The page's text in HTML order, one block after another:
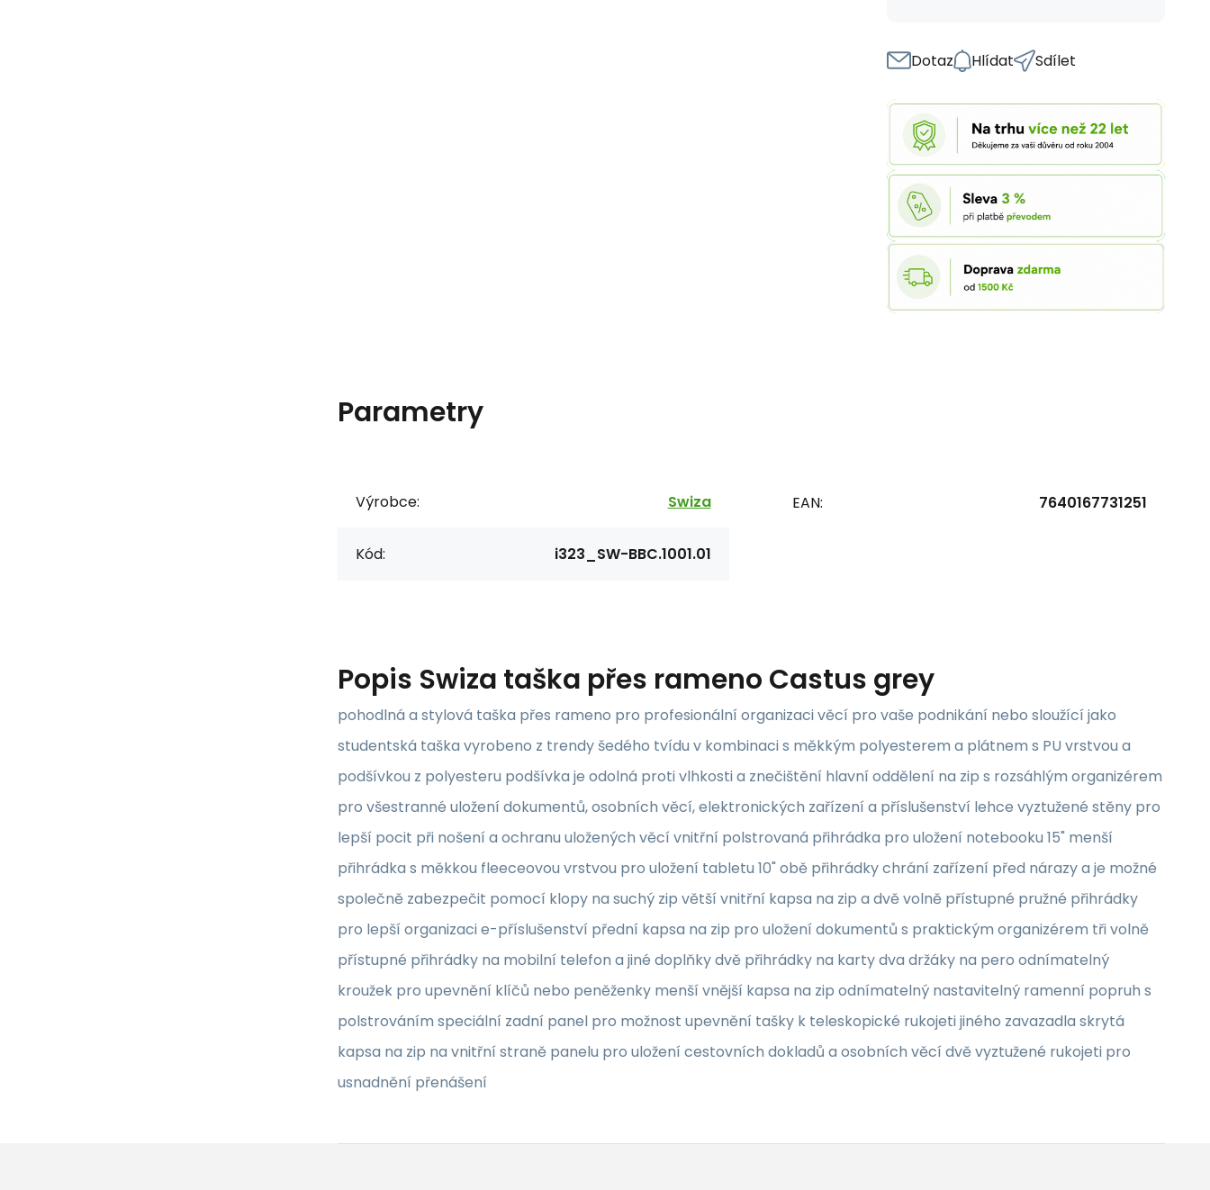
Dotaz Hlídat Sdílet
Parametry
Výrobce: Swiza
Kód: i323_SW-BBC.1001.01
EAN: 7640167731251
Popis Swiza taška přes rameno Castus grey
pohodlná a stylová taška přes rameno pro profesionální organizaci věcí pro vaše podnikání nebo sloužící jako
studentská taška vyrobeno z trendy šedého tvídu v kombinaci s měkkým polyesterem a plátnem s PU vrstvou a
podšívkou z polyesteru podšívka je odolná proti vlhkosti a znečištění hlavní oddělení na zip s rozsáhlým organizérem
pro všestranné uložení dokumentů, osobních věcí, elektronických zařízení a příslušenství lehce vyztužené stěny pro
lepší pocit při nošení a ochranu uložených věcí vnitřní polstrovaná přihrádka pro uložení notebooku 15" menší
přihrádka s měkkou fleeceovou vrstvou pro uložení tabletu 10" obě přihrádky chrání zařízení před nárazy a je možné
společně zabezpečit pomocí klopy na suchý zip větší vnitřní kapsa na zip a dvě volně přístupné pružné přihrádky
pro lepší organizaci e-příslušenství přední kapsa na zip pro uložení dokumentů s praktickým organizérem tři volně
přístupné přihrádky na mobilní telefon a jiné doplňky dvě přihrádky na karty dva držáky na pero odnímatelný
kroužek pro upevnění klíčů nebo peněženky menší vnější kapsa na zip odnímatelný nastavitelný ramenní popruh s
polstrováním speciální zadní panel pro možnost upevnění tašky k teleskopické rukojeti jiného zavazadla skrytá
kapsa na zip na vnitřní straně panelu pro uložení cestovních dokladů a osobních věcí dvě vyztužené rukojeti pro
usnadnění přenášení